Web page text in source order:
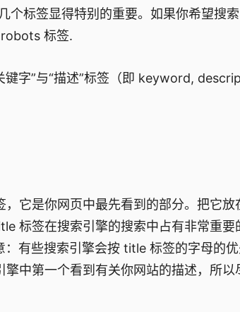
个标签显得特别的重要。如果你希望搜
标签.
”与“描述”标签（即 keyword,
它是你网页中最先看到的部分。把它
标签在搜索引擎的搜索中占有非常重
有些搜索引擎会按 title 标签的字母的
中第一个看到有关你网站的描述，所